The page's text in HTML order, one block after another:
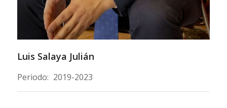
Luis Salaya Julián
Periodo: 2019-2023